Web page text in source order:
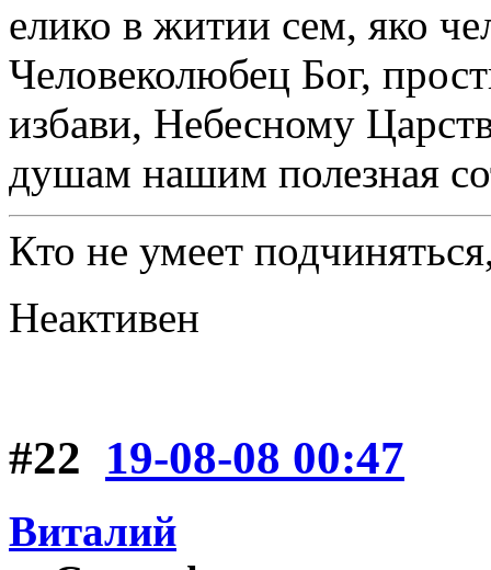
елико в житии сем, яко
Человеколюбец Бог,
избави, Небесному
душам нашим полезная
Кто не умеет
Неактивен
#22 19-08-08 00:47
Виталий